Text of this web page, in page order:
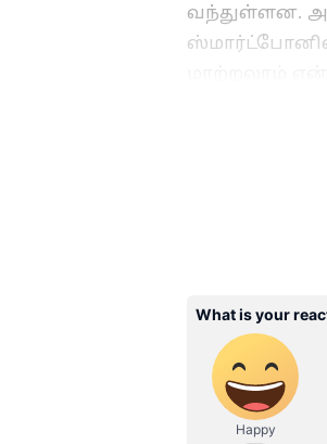
வந்துள்ளன.
வந்தவையா?